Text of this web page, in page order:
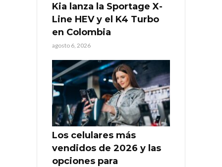
Kia lanza la Sportage X-
Line HEV y el K4 Turbo
en Colombia
agosto 6, 2026
Los celulares más
vendidos de 2026 y las
opciones para